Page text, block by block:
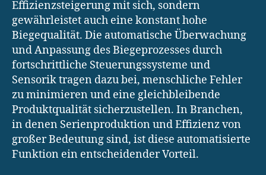
Effizienzsteigerung mit sich, sondern
gewährleistet auch eine konstant hohe
Biegequalität. Die automatische Überwachung
und Anpassung des Biegeprozesses durch
fortschrittliche Steuerungssysteme und
Sensorik tragen dazu bei, menschliche Fehler
zu minimieren und eine gleichbleibende
Produktqualität sicherzustellen. In Branchen,
in denen Serienproduktion und Effizienz von
großer Bedeutung sind, ist diese automatisierte
Funktion ein entscheidender Vorteil.